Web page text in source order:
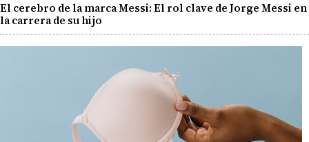
El cerebro de la marca Messi: El rol clave de Jorge Messi en
la carrera de su hijo